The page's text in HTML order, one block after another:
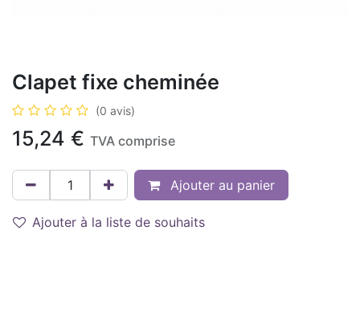
Clapet fixe cheminée
(0 avis)
15,24 € TVA comprise
Ajouter au panier
Ajouter à la liste de souhaits